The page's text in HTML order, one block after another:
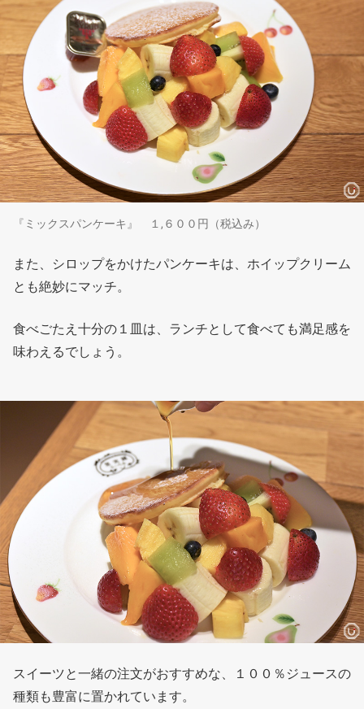
『ミックスパンケーキ』 １,６００円（税込み）
また、シロップをかけたパンケーキは、ホイップクリーム
とも絶妙にマッチ。
食べごたえ十分の１皿は、ランチとして食べても満足感を
味わえるでしょう。
スイーツと一緒の注文がおすすめな、１００％ジュースの
種類も豊富に置かれています。